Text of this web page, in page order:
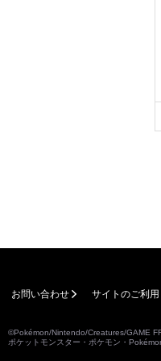
お問い合わせ サイトのご利用
©Pokémon/Nintendo/Creatures/GAME
ポケットモンスター・ポケモン・